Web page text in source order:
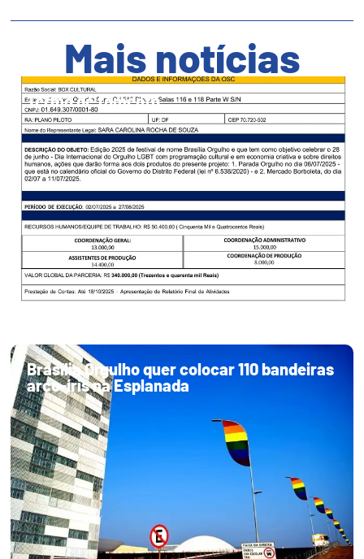
Mais notícias
Termo de fomento
Brasília Orgulho quer colocar 110 bandeiras
arco-íris na Esplanada